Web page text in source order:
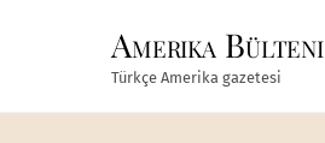
Amerika Bülteni
Türkçe Amerika gazetesi